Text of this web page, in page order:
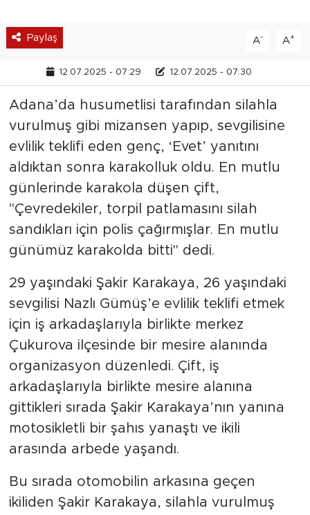
Paylaş A- A+
12.07.2025 - 07:29 12.07.2025 - 07:30
Adana’da husumetlisi tarafından silahla
vurulmuş gibi mizansen yapıp, sevgilisine
evlilik teklifi eden genç, ‘Evet’ yanıtını
aldıktan sonra karakolluk oldu. En mutlu
günlerinde karakola düşen çift,
"Çevredekiler, torpil patlamasını silah
sandıkları için polis çağırmışlar. En mutlu
günümüz karakolda bitti" dedi.
29 yaşındaki Şakir Karakaya, 26 yaşındaki
sevgilisi Nazlı Gümüş’e evlilik teklifi etmek
için iş arkadaşlarıyla birlikte merkez
Çukurova ilçesinde bir mesire alanında
organizasyon düzenledi. Çift, iş
arkadaşlarıyla birlikte mesire alanına
gittikleri sırada Şakir Karakaya’nın yanına
motosikletli bir şahıs yanaştı ve ikili
arasında arbede yaşandı.
Bu sırada otomobilin arkasına geçen
ikiliden Şakir Karakaya, silahla vurulmuş